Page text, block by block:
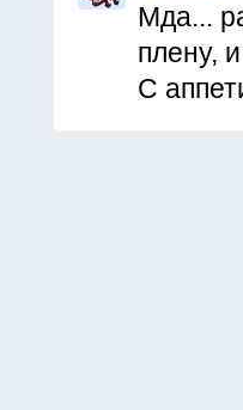
Мда...
плену,
С